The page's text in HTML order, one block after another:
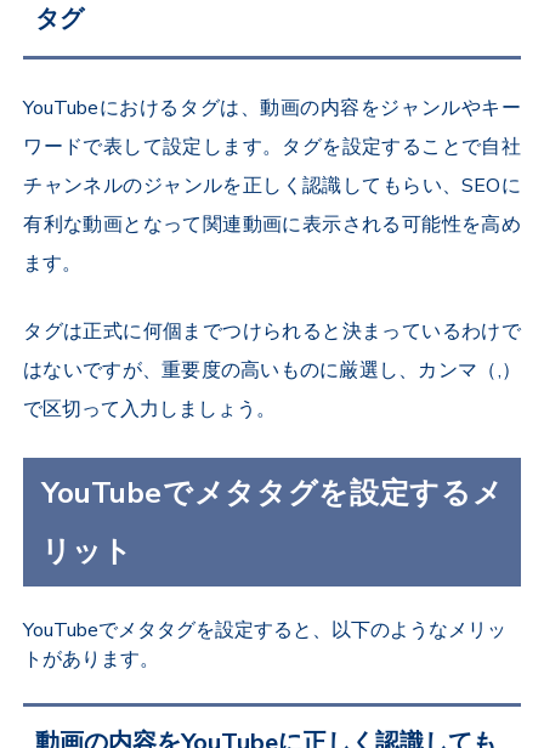
タグ
YouTubeにおけるタグは、動画の内容をジャンルやキー
ワードで表して設定します。タグを設定することで自社
チャンネルのジャンルを正しく認識してもらい、SEOに
有利な動画となって関連動画に表示される可能性を高め
ます。
タグは正式に何個までつけられると決まっているわけで
はないですが、重要度の高いものに厳選し、カンマ（,）
で区切って入力しましょう。
YouTubeでメタタグを設定するメ
リット
YouTubeでメタタグを設定すると、以下のようなメリッ
トがあります。